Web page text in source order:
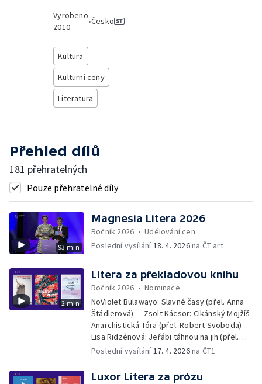
Vyrobeno
2010
•Česko
Kultura
Kulturní ceny
Literatura
Přehled dílů
181 přehratelných
Pouze přehratelné díly
93 min
Magnesia Litera 2026
Ročník 2026 •Udělování cen
Poslední vysílání18. 4. 2026na ČT art
2 min
Litera za překladovou knihu
Ročník 2026 •Nominace
NoViolet Bulawayo: Slavné časy (přel. Anna
Štádlerová) — Zsolt Kácsor: Cikánský Mojžíš.
Anarchistická Tóra (přel. Robert Svoboda) —
Lisa Ridzénová: Jeřábi táhnou na jih (přel.
Linda Kaprová)
Poslední vysílání17. 4. 2026na ČT1
Luxor Litera za prózu